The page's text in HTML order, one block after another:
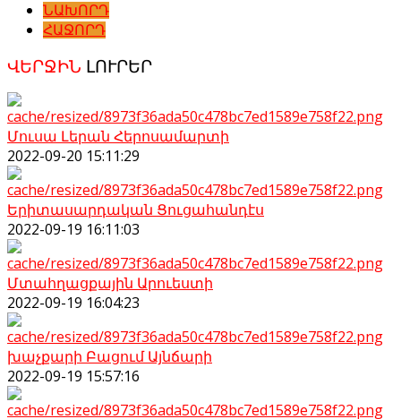
ՆԱԽՈՐԴ
ՀԱՋՈՐԴ
ՎԵՐՋԻՆ ԼՈՒՐԵՐ
Մուսա Լերան Հերոսամարտի
2022-09-20 15:11:29
Երիտասարդական Ցուցահանդէս
2022-09-19 16:11:03
Մտահղացքային Արուեստի
2022-09-19 16:04:23
խաչքարի Բացում Այնճարի
2022-09-19 15:57:16